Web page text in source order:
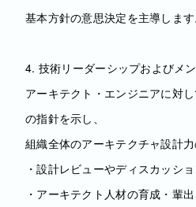
基本方針の意思決定を主導します
4. 技術リーダーシップおよびメ
アーキテクト・エンジニアに対
の指針を示し、
組織全体のアーキテクチャ設計力
・設計レビューやディスカッシ
・アーキテクト人材の育成・輩出